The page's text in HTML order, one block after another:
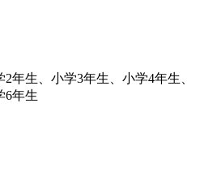
年生、小学3年生、小学4年生、
6年生